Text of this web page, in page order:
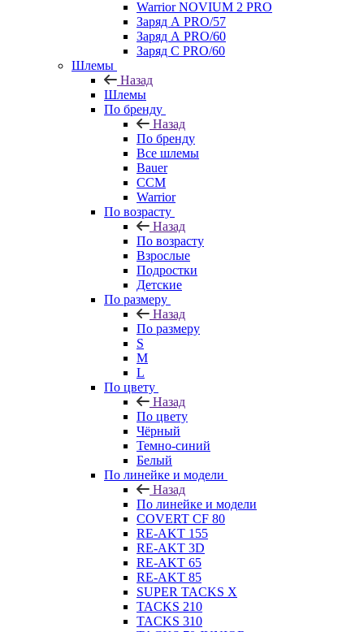
Warrior NOVIUM 2 PRO
Заряд А PRO/57
Заряд А PRO/60
Заряд С PRO/60
Шлемы
Назад
Шлемы
По бренду
Назад
По бренду
Все шлемы
Bauer
CCM
Warrior
По возрасту
Назад
По возрасту
Взрослые
Подростки
Детские
По размеру
Назад
По размеру
S
M
L
По цвету
Назад
По цвету
Чёрный
Темно-синий
Белый
По линейке и модели
Назад
По линейке и модели
COVERT CF 80
RE-AKT 155
RE-AKT 3D
RE-AKT 65
RE-AKT 85
SUPER TACKS X
TACKS 210
TACKS 310